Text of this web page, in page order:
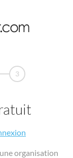
3
organisation